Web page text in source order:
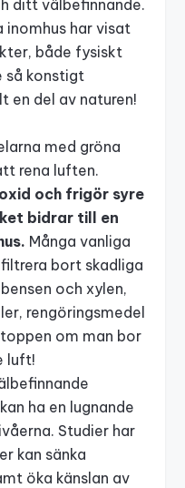
ditt välbefinnande.
inomhus har visat
både fysiskt
så konstigt
en del av naturen!
med gröna
rena luften.
och frigör syre
bidrar till en
Många vanliga
bort skadliga
och xylen,
rengöringsmedel
om man bor
luft!
ha en lugnande
Studier har
kan sänka
öka känslan av